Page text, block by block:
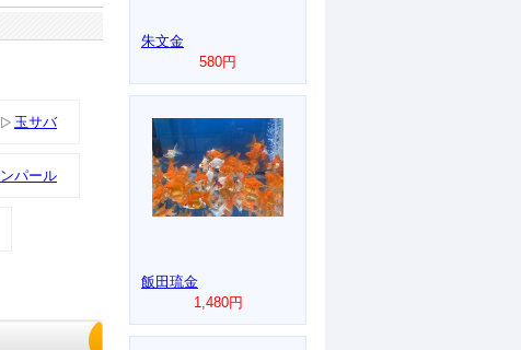
玉サバ
パール
朱文金
580円
飯田琉金
1,480円